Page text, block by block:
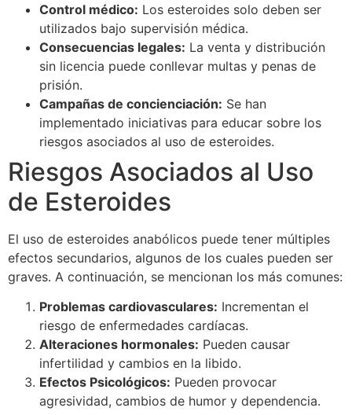
Control médico: Los esteroides solo deben ser
utilizados bajo supervisión médica.
Consecuencias legales: La venta y distribución
sin licencia puede conllevar multas y penas de
prisión.
Campañas de concienciación: Se han
implementado iniciativas para educar sobre los
riesgos asociados al uso de esteroides.
Riesgos Asociados al Uso
de Esteroides
El uso de esteroides anabólicos puede tener múltiples
efectos secundarios, algunos de los cuales pueden ser
graves. A continuación, se mencionan los más comunes:
Problemas cardiovasculares: Incrementan el
riesgo de enfermedades cardíacas.
Alteraciones hormonales: Pueden causar
infertilidad y cambios en la libido.
Efectos Psicológicos: Pueden provocar
agresividad, cambios de humor y dependencia.